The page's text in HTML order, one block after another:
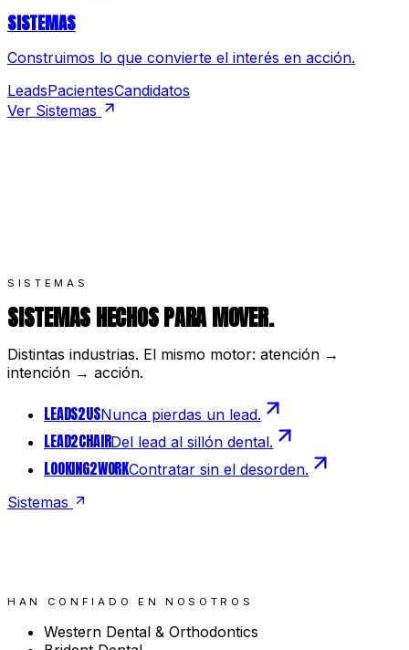
SISTEMAS
Construimos lo que convierte el interés en acción.
LeadsPacientesCandidatos
Ver Sistemas
SISTEMAS
SISTEMAS HECHOS PARA MOVER.
Distintas industrias. El mismo motor: atención →
intención → acción.
LEADS2USNunca pierdas un lead.
LEAD2CHAIRDel lead al sillón dental.
LOOKING2WORKContratar sin el desorden.
Sistemas
HAN CONFIADO EN NOSOTROS
Western Dental & Orthodontics